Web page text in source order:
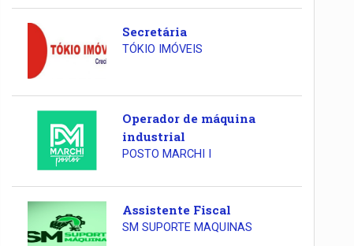
Secretária
TÓKIO IMÓVEIS
Operador de máquina
industrial
POSTO MARCHI I
Assistente Fiscal
SM SUPORTE MAQUINAS